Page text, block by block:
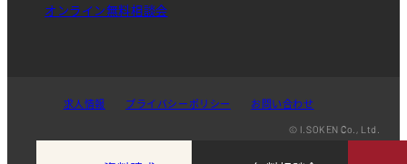
オンライン無料相談会
求人情報 プライバシーポリシー お問い合わせ
© I.SOKEN Co., Ltd.